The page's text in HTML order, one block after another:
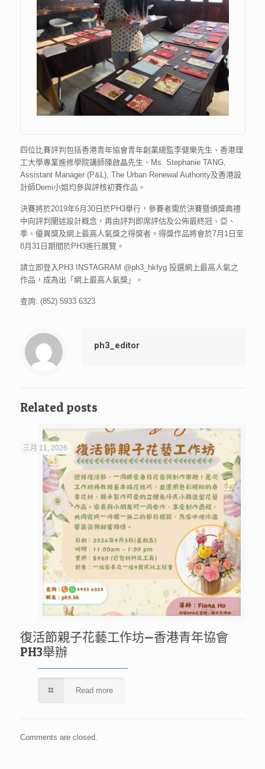
四位比賽評判包括香港青年協會青年創業總監李健樂先生、香港理
工大學專業進修學院講師陳啟晶先生、Ms. Stephanie TANG,
Assistant Manager (P&L), The Urban Renewal Authority及香港設
計師Demi小姐均參與評核初賽作品。
決賽將於2019年6月30日於PH3舉行，參賽者需於決賽暨頒獎典禮
中向評判闡述設計概念，再由評判即席評估及公佈最終冠、亞、
季、優異獎及網上最高人氣獎之得獎者。得獎作品將會於7月1日至
8月31日期間於PH3進行展覽。
請立即登入PH3 INSTAGRAM @ph3_hkfyg 投選網上最高人氣之
作品，成為出「網上最高人氣獎」。
查詢: (852) 5933 6323
ph3_editor
Related posts
三月 11, 2026
復活節親子花藝工作坊—香港青年協會
PH3舉辦
Read more
Comments are closed.